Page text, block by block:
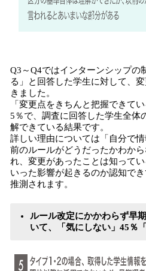
Q3～Q4ではインターンシップの
る」と回答した学生に対して、
きました。
「変更点をきちんと把握できて
5％で、調査に回答した学生全体
解できている結果です。
詳しい理由については「自分で
前のルールがどうだったかわか
れ、変更があったことは知って
いった影響が起きるのか認知で
推測されます。
ルール改定にかかわらず早
いて、「気にしない」45％